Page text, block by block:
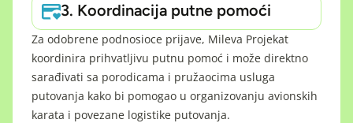
3. Koordinacija putne pomoći
Za odobrene podnosioce prijave, Mileva Projekat
koordinira prihvatljivu putnu pomoć i može direktno
sarađivati sa porodicama i pružaocima usluga
putovanja kako bi pomogao u organizovanju avionskih
karata i povezane logistike putovanja.